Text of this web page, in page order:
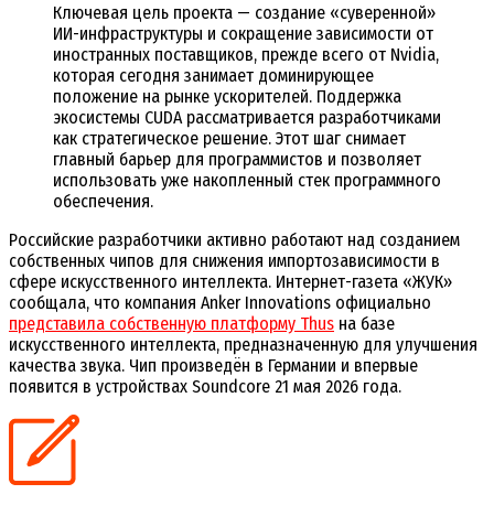
Ключевая цель проекта — создание «суверенной»
ИИ-инфраструктуры и сокращение зависимости от
иностранных поставщиков, прежде всего от Nvidia,
которая сегодня занимает доминирующее
положение на рынке ускорителей. Поддержка
экосистемы CUDA рассматривается разработчиками
как стратегическое решение. Этот шаг снимает
главный барьер для программистов и позволяет
использовать уже накопленный стек программного
обеспечения.
Российские разработчики активно работают над созданием
собственных чипов для снижения импортозависимости в
сфере искусственного интеллекта. Интернет-газета «ЖУК»
сообщала, что компания Anker Innovations официально
представила собственную платформу Thus на базе
искусственного интеллекта, предназначенную для улучшения
качества звука. Чип произведён в Германии и впервые
появится в устройствах Soundcore 21 мая 2026 года.